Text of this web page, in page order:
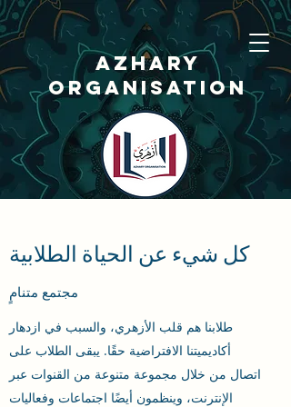
AZHARY
ORGANISATION
منظمة الأزهري
مُـــؤسَّــسَــــةُ أزهَـــــــــري
كل شيء عن الحياة الطلابية
مجتمع متنامٍ
طلابنا هم قلب الأزهري، والسبب في ازدهار
أكاديميتنا الافتراضية حقًا. يبقى الطلاب على
اتصال من خلال مجموعة متنوعة من القنوات عبر
الإنترنت، وينظمون أيضًا اجتماعات وفعاليات